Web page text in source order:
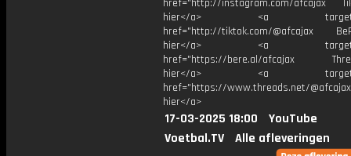
href="http://instagram.com/afcajax
hier</a> <a
href="http://tiktok.com/@afcajax
hier</a> <a
href="https://bere.al/afcajax
hier</a> <a
href="https://www.threads.net/
hier</a>
17-03-2025 18:00
YouTube
Voetbal.TV
Alle afleveringen